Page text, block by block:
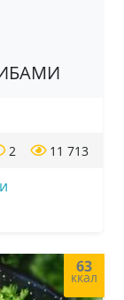
11 713
2
63
ккал